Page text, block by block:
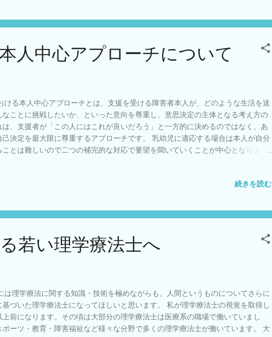
の上で、大きな目的としてはどの施設も子どもの欲求を支援するというわけで
かわせみ
人中心アプローチについて
ける本人中心アプローチとは、支援を受ける障害者本人が、どのような生活を送
なことに挑戦したいか、といった意向を尊重し、意思決定の主体となる考え方の
は、支援者が「この人にはこれが良いだろう」と一方的に決めるのではなく、あ
己決定を最大限に尊重するアプローチです。 乳幼児に適応する場合は本人が自分
とは難しいので二つの補完的な対応で要望を聞いていくことが中心となりま
トが子どもに共感する中で何が本人の要望であるかを感じ取り解釈し、試しなが
っていこうとしているのかをつかもうとする試みです。明確な決定はしにくい
タイルをとって時間をかけて要望を特定していきます。現象学的アプローチと
続きを読む
若い理学療法士へ
は理学療法に関する知識・技術を極めながらも、人間というものについてさらに
基づいた理学療法士になってほしいと思います。 私が理学療法士の視覚を取得し
上前になります。その頃は大部分の理学療法士は医療系の職場で働いていまし
ポーツ・教育・障害福祉など様々な分野で多くの理学療法士が働いています。 大